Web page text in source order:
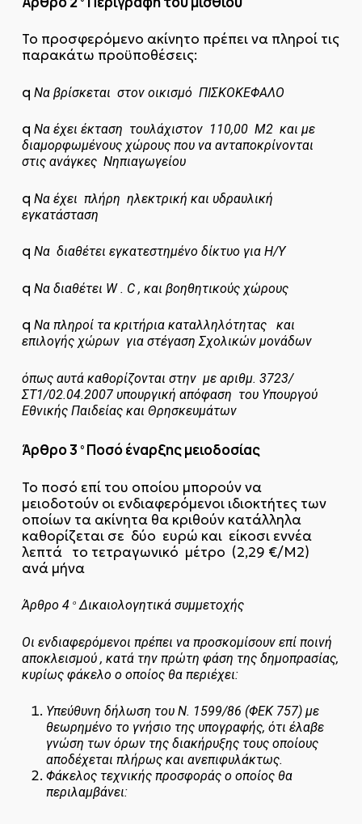
Το προσφερόμενο ακίνητο πρέπει να πληροί τις
παρακάτω προϋποθέσεις:
q Να βρίσκεται στον οικισμό ΠΙΣΚΟΚΕΦΑΛΟ
q Να έχει έκταση τουλάχιστον 110,00 Μ2 και με
διαμορφωμένους χώρους που να ανταποκρίνονται
στις ανάγκες Νηπιαγωγείου
q Να έχει πλήρη ηλεκτρική και υδραυλική
εγκατάσταση
q Να διαθέτει εγκατεστημένο δίκτυο για Η/Υ
q Να διαθέτει W . C , και βοηθητικούς χώρους
q Να πληροί τα κριτήρια καταλληλότητας και
επιλογής χώρων για στέγαση Σχολικών μονάδων
όπως αυτά καθορίζονται στην με αριθμ. 3723/
ΣΤ1/02.04.2007 υπουργική απόφαση του Υπουργού
Εθνικής Παιδείας και Θρησκευμάτων
Άρθρο 3 οΠοσό έναρξης μειοδοσίας
Το ποσό επί του οποίου μπορούν να
μειοδοτούν οι ενδιαφερόμενοι ιδιοκτήτες των
οποίων τα ακίνητα θα κριθούν κατάλληλα
καθορίζεται σε δύο ευρώ και είκοσι εννέα
λεπτά το τετραγωνικό μέτρο (2,29 €/Μ2)
ανά μήνα
Άρθρο 4 οΔικαιολογητικά συμμετοχής
Οι ενδιαφερόμενοι πρέπει να προσκομίσουν επί ποινή
αποκλεισμού , κατά την πρώτη φάση της δημοπρασίας,
κυρίως φάκελο ο οποίος θα περιέχει:
Υπεύθυνη δήλωση του Ν. 1599/86 (ΦΕΚ 757) με
θεωρημένο το γνήσιο της υπογραφής, ότι έλαβε
γνώση των όρων της διακήρυξης τους οποίους
αποδέχεται πλήρως και ανεπιφυλάκτως.
Φάκελος τεχνικής προσφοράς ο οποίος θα
περιλαμβάνει: